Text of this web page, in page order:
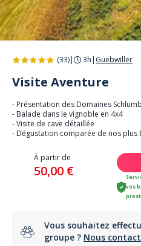
(33)| 3h | Guebwiller
Visite Aventure
- Présentation des Domaines
- Balade dans le vignoble en 4x4
- Visite de cave détaillée
- Dégustation comparée de nos plus
À partir de
50,00 €
vos
Vous souhaitez
groupe ? Nous